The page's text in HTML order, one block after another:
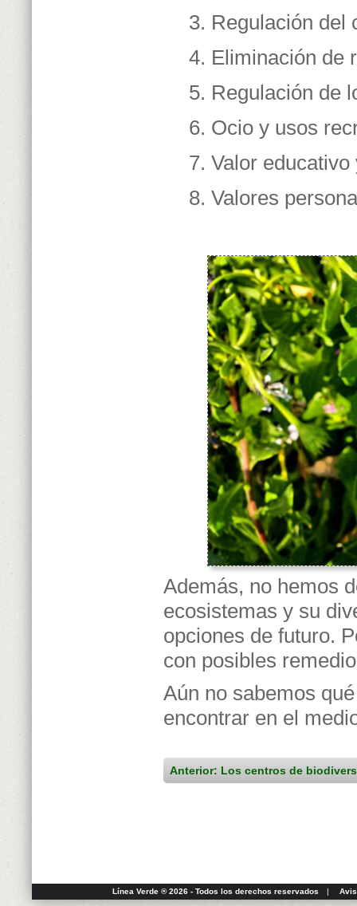
Regulación del
Eliminación de
Regulación de
Ocio y usos
Valor
Valores
Además, no hemos
ecosistemas y su
opciones de futuro.
con posibles
Aún no sabemos
encontrar en el
Anterior: Los centros de
Línea Verde ® 2026 - Todos los derechos reservados |